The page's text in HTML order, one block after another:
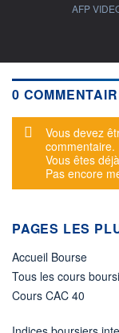
AFP
0
Message
Vous devez
commentaire.
Vous êtes
Pas encore
PAGES LES
Accueil Bourse
Tous les cours
Cours CAC 40